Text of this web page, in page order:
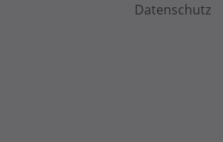
Datenschutz